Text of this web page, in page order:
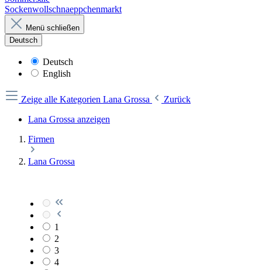
Sockenwollschnaeppchenmarkt
Menü schließen
Deutsch
Deutsch
English
Zeige alle Kategorien Lana Grossa
Zurück
Lana Grossa anzeigen
Firmen
Lana Grossa
1
2
3
4